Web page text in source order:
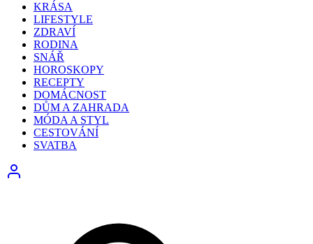
KRÁSA
LIFESTYLE
ZDRAVÍ
RODINA
SNÁŘ
HOROSKOPY
RECEPTY
DOMÁCNOST
DŮM A ZAHRADA
MÓDA A STYL
CESTOVÁNÍ
SVATBA